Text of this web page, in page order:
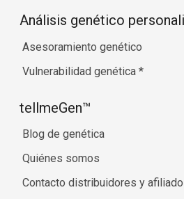
Análisis genético
Asesoramiento genético
Vulnerabilidad genética *
tellmeGen™
Blog de genética
Quiénes somos
Contacto distribuidores y